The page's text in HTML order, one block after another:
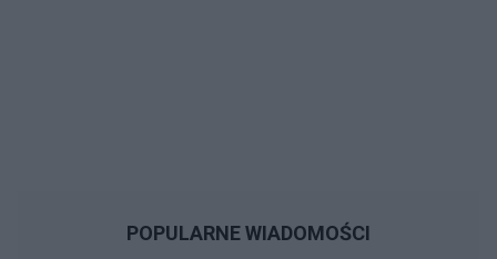
POPULARNE WIADOMOŚCI